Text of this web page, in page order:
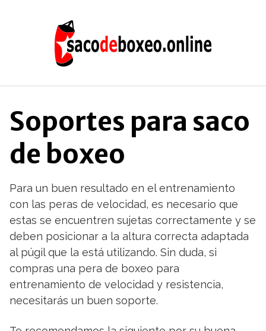
Soportes para saco
de boxeo
Para un buen resultado en el entrenamiento
con las peras de velocidad, es necesario que
estas se encuentren sujetas correctamente y se
deben posicionar a la altura correcta adaptada
al púgil que la está utilizando. Sin duda, si
compras una pera de boxeo para
entrenamiento de velocidad y resistencia,
necesitarás un buen soporte.